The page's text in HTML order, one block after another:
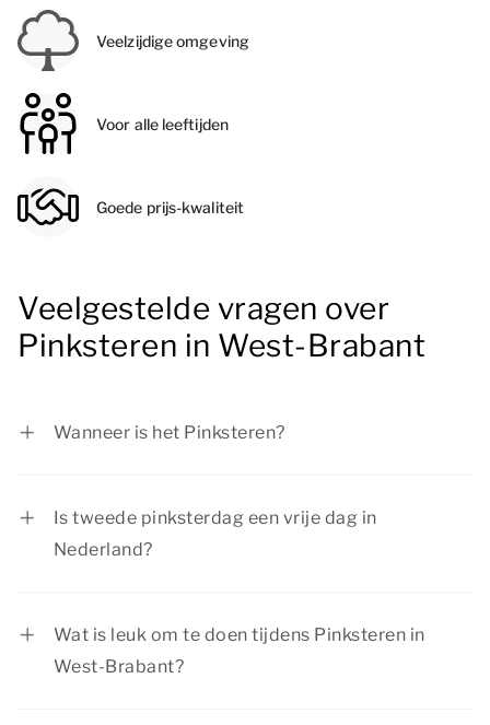
Veelzijdige omgeving
Voor alle leeftijden
Goede prijs-kwaliteit
Veelgestelde vragen over
Pinksteren in West-Brabant
Wanneer is het Pinksteren?
Is tweede pinksterdag een vrije dag in
Nederland?
Wat is leuk om te doen tijdens Pinksteren in
West-Brabant?